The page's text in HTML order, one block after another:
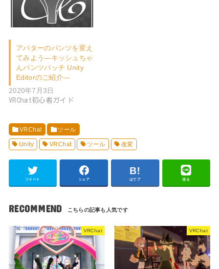
アバターのパンツを変え
てみよう―キッシュちゃ
んパンツパッチ Unity
Editorのご紹介―
2020年7月3日
VRChat初心者ガイド
VRChat ツール
Unity VRChat ツール 改変
ツイート シェア はてブ 送る
RECOMMEND
VRChat VRChat